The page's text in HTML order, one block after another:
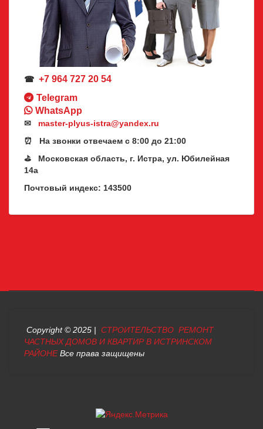
☎ +7 964 727 20 54
Telegram
WhatsApp
✉ master-plyus-istra@yandex.ru
⏰ На звонки отвечаем с 8:00 до 21:00
⛳ Московская область, г. Истра, ул. Юбилейная
14а
Почтовый индекс: 143500
Copyright © 2025 | СТРОИТЕЛЬСТВО РЕМОНТ
ЧАСТНЫХ ДОМОВ И КВАРТИР В ИСТРИНСКОМ
РАЙОНЕВсе права защищены